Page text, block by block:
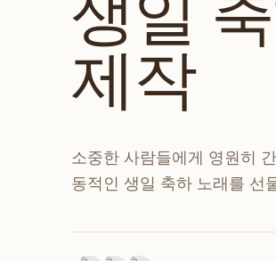
제작
소중한 사람들에게 영원히
동적인 생일 축하 노래를 선